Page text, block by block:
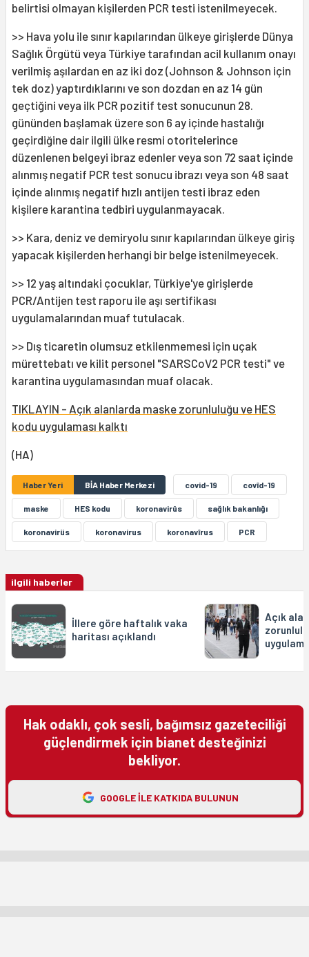
belirtisi olmayan kişilerden PCR testi istenilmeyecek.
>> Hava yolu ile sınır kapılarından ülkeye girişlerde Dünya
Sağlık Örgütü veya Türkiye tarafından acil kullanım onayı
verilmiş aşılardan en az iki doz (Johnson & Johnson için
tek doz) yaptırdıklarını ve son dozdan en az 14 gün
geçtiğini veya ilk PCR pozitif test sonucunun 28.
gününden başlamak üzere son 6 ay içinde hastalığı
geçirdiğine dair ilgili ülke resmi otoritelerince
düzenlenen belgeyi ibraz edenler veya son 72 saat içinde
alınmış negatif PCR test sonucu ibrazı veya son 48 saat
içinde alınmış negatif hızlı antijen testi ibraz eden
kişilere karantina tedbiri uygulanmayacak.
>> Kara, deniz ve demiryolu sınır kapılarından ülkeye giriş
yapacak kişilerden herhangi bir belge istenilmeyecek.
>> 12 yaş altındaki çocuklar, Türkiye'ye girişlerde
PCR/Antijen test raporu ile aşı sertifikası
uygulamalarından muaf tutulacak.
>> Dış ticaretin olumsuz etkilenmemesi için uçak
mürettebatı ve kilit personel "SARS­CoV­2 PCR testi" ve
karantina uygulamasından muaf olacak.
TIKLAYIN - Açık alanlarda maske zorunluluğu ve HES
kodu uygulaması kalktı
(HA)
Haber Yeri BİA Haber Merkezi covid-19 covîd-19
maske HES kodu koronavirûs sağlık bakanlığı
koronavirüs koronavirus koronavîrus PCR
ilgili haberler
İllere göre haftalık vaka
haritası açıklandı
Açık
Hak odaklı, çok sesli, bağımsız gazeteciliği
güçlendirmek için bianet desteğinizi
bekliyor.
GOOGLE ILE KATKIDA BULUNUN